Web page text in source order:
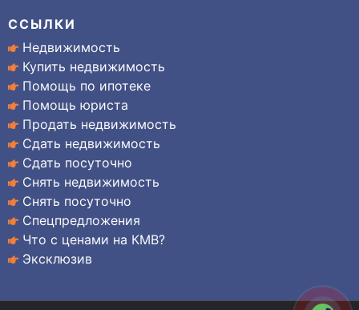
ССЫЛКИ
Недвижимость
Купить недвижимость
Помощь по ипотеке
Помощь юриста
Продать недвижимость
Сдать недвижимость
Сдать посуточно
Снять недвижимость
Снять посуточно
Спецпредложения
Что с ценами на КМВ?
Эксклюзив